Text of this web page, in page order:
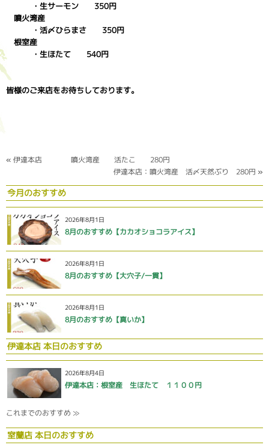
・生サーモン 350円
噴火湾産
・活〆ひらまさ 350円
根室産
・生ほたて 540円
皆様のご来店をお待ちしております。
« 伊達本店 噴火湾産 活たこ 280円
伊達本店：噴火湾産 活〆天然ぶり 280円 »
今月のおすすめ
2026年8月1日
8月のおすすめ【カカオショコラアイス】
2026年8月1日
8月のおすすめ【大穴子/一貫】
2026年8月1日
8月のおすすめ【真いか】
伊達本店 本日のおすすめ
2026年8月4日
伊達本店：根室産 生ほたて １１００円
これまでのおすすめ ≫
室蘭店 本日のおすすめ